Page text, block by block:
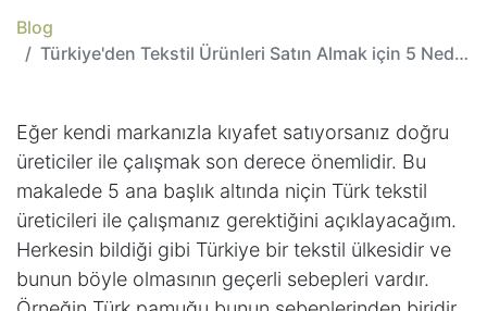
Blog
Türkiye'den Tekstil Ürünleri Satın Almak için 5 Neden
Eğer kendi markanızla kıyafet satıyorsanız doğru
üreticiler ile çalışmak son derece önemlidir. Bu
makalede 5 ana başlık altında niçin Türk tekstil
üreticileri ile çalışmanız gerektiğini açıklayacağım.
Herkesin bildiği gibi Türkiye bir tekstil ülkesidir ve
bunun böyle olmasının geçerli sebepleri vardır.